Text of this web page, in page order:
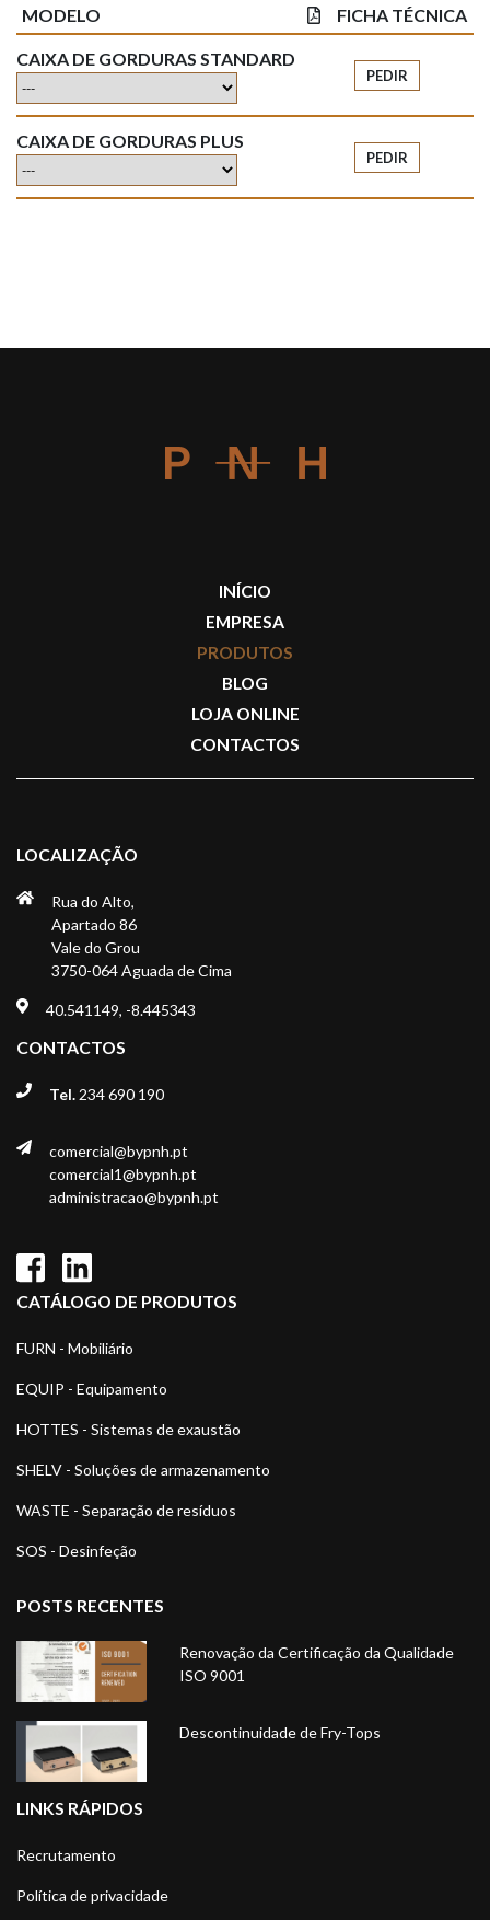
MODELO FICHA TÉCNICA
CAIXA DE GORDURAS STANDARD
PEDIR
CAIXA DE GORDURAS PLUS
PEDIR
INÍCIO
EMPRESA
PRODUTOS
BLOG
LOJA ONLINE
CONTACTOS
LOCALIZAÇÃO
Rua do Alto,
Apartado 86
Vale do Grou
3750-064 Aguada de Cima
40.541149, -8.445343
CONTACTOS
Tel. 234 690 190
comercial@bypnh.pt
comercial1@bypnh.pt
administracao@bypnh.pt
CATÁLOGO DE PRODUTOS
FURN - Mobiliário
EQUIP - Equipamento
HOTTES - Sistemas de exaustão
SHELV - Soluções de armazenamento
WASTE - Separação de resíduos
SOS - Desinfeção
POSTS RECENTES
Renovação da Certificação da Qualidade
ISO 9001
Descontinuidade de Fry-Tops
LINKS RÁPIDOS
Recrutamento
Política de privacidade